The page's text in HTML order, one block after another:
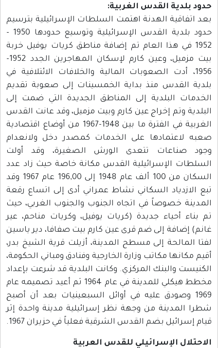
حدود بلدية القدس الغربية:
بعد اتفاقية الهدنة اهتمت السلطات الإسرائيلية بترسيم
حدود بلدية القدس الإسرائيلية وتوسيع حدودها 1950 -
1952 في هذا العام تم إضافة مناطق كريات يوفيل خربة
بيت مزميل، وعين كارم لإسكان المهاجرين الجدد 1952-
1956، أدت الصعوبات المالية والخلافات الائتلافية في
بلدية القدس منذ بداية الخمسينات إلى صعوبة تقديم
الخدمات البلدية إلى المناطق الجديدة التي ضمت إلى
البلدية وتم إخراج عين كارم وبيت مزميل، وقد عانت القدس
الغربية في الفترة ما بين 1948-1967 من أوضاع اقتصادية
صعبه لاعتمادها على الخدمات كمصدر دخل ولانعدام
وجود صناعات تتعدى الورش الصغيرة، وقد أولت
السلطات الإسرائيلية القدس مكانة خاصة حيث زاد عدد
السكان من 100 ألف عام 1948 إلى 196,00 عام 1967 وقد
تبع الازدياد السكاني نشاط عمراني أدى إلى اتساع رقعة
المدينة خصوصاً في اتجاه الجنوب والجنوب الغربي، حيث
تم بناء أحياء جديدة (كريات يوفيل، وكريات مناحم، عير
غانم) إضافة إلى ضم قرى عين كارم بيت صفافا، دير ياسين
لفتا المالحة إلى مسطح المدينة، أزيلت قرية الشيخ بدر،
أقيم مكانها مكاتب وزارة الخارجية وفنادق ومباني الحكومة،
الكنيست والبنك المركزي. وكانت البلدية قد شرعت بإعداد
مخطط هيكلي للمدينة في عام 1964 ثم أعيد تصميمه عام
1969 وصودق عليه في أوائل السبعينيات بعد أن أصبح
شطرا المدينة من وجهة نظر إسرائيلية مدينة واحدة إثر
قيام إسرائيل بضم القدس الشرقية فعلياً في حزيران 1967.
الاحتلال الإسرائيلي للقدس العربية